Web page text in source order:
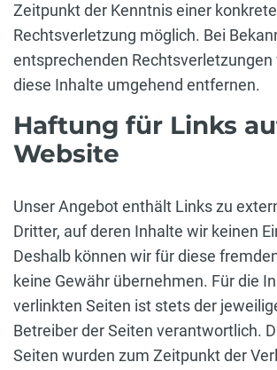
Zeitpunkt der Kenntnis einer
Rechtsverletzung möglich. Bei
entsprechenden
diese Inhalte umgehend entfernen.
Haftung für Links
Website
Unser Angebot enthält Links zu
Dritter, auf deren Inhalte wir keinen
Deshalb können wir für diese
keine Gewähr übernehmen. Für die
verlinkten Seiten ist stets der
Betreiber der Seiten verantwortlich.
Seiten wurden zum Zeitpunkt der